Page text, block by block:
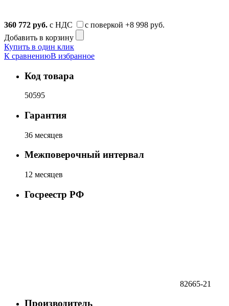
360 772 руб. с НДС с поверкой +8 998 руб.
Добавить в корзину
Купить в один клик
К сравнениюВ избранное
Код товара
50595
Гарантия
36 месяцев
Межповерочный интервал
12 месяцев
Госреестр РФ
82665-21
Производитель